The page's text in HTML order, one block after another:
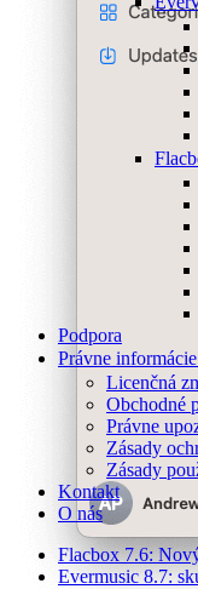
Podpora
Právne informácie
Licenčná
Obchodné
Právne
Zásady
Zásady
Kontakt
O nás
Flacbox 7.6:
Evermusic 8.7: